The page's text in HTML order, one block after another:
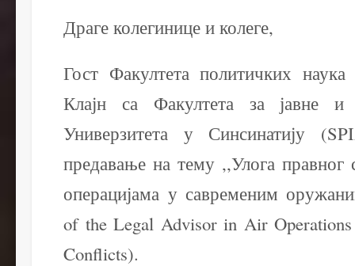
Драге колегинице и колеге,
Гост Факултета политичких
Клајн са Факултета за јавне и
Универзитета у Синсинатију
предавање на тему ,,Улога правног
операцијама у савременим
of the Legal Advisor in Air
Conflicts).